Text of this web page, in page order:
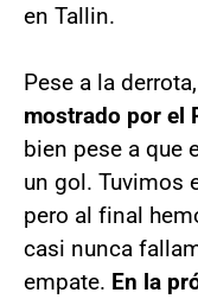
en Tallin.
Pese a la derrota,
mostrado por el
bien pese a que
un gol. Tuvimos
pero al final
casi nunca
empate. En la